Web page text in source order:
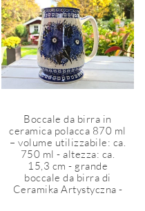
Boccale da birra in
ceramica polacca 870 ml
– volume utilizzabile: ca.
750 ml - altezza: ca.
15,3 cm - grande
boccale da birra di
Ceramika Artystyczna -